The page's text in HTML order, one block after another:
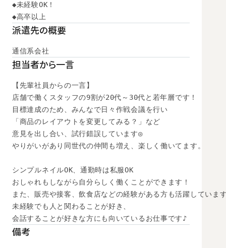
◆未経験OK！
◆高卒以上
派遣先の概要
通信系会社
担当者から一言
【先輩社員からの一言】
店舗で働くスタッフの9割が20代～30代と若年層です！
目標達成のため、みんなで日々作戦会議を行い
「商品のレイアウトを変更してみる？」など
意見を出し合い、試行錯誤しています◎
やりがいがあり同世代の仲間も増え、楽しく働いてます。
シンプルネイルOK、通勤時は私服OK
おしゃれもしながら自分らしく働くことができます！
また、販売や接客、飲食店などの経験がある方も活躍していま
未経験でも人と関わることが好き、
会話することが好きな方にも向いているお仕事です♪
備考